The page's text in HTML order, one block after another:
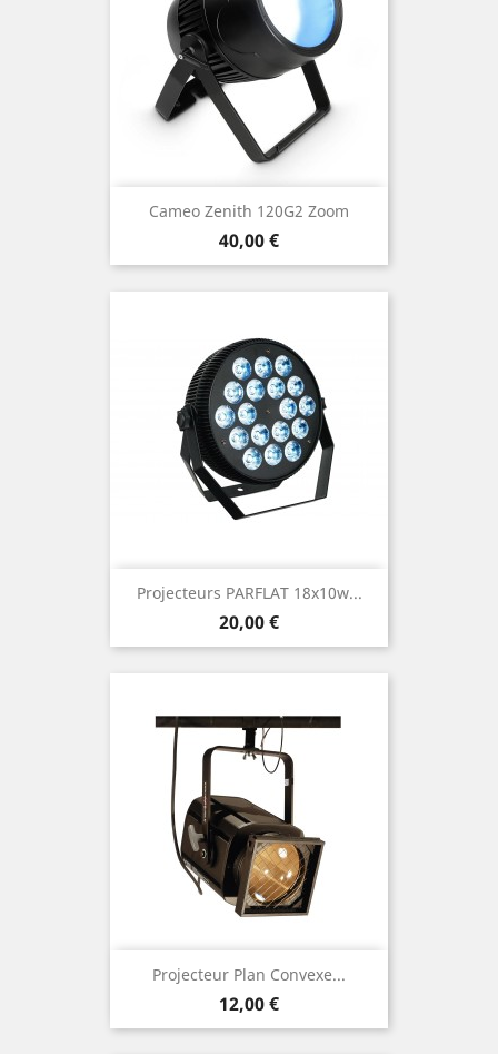
Cameo Zenith 120G2 Zoom
Prix
40,00 €
Projecteurs PARFLAT 18x10w...
Prix
20,00 €
Projecteur Plan Convexe...
Prix
12,00 €